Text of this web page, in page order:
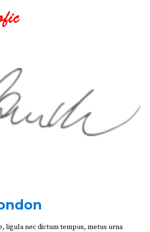
ligula nec dictum tempus, metus urna